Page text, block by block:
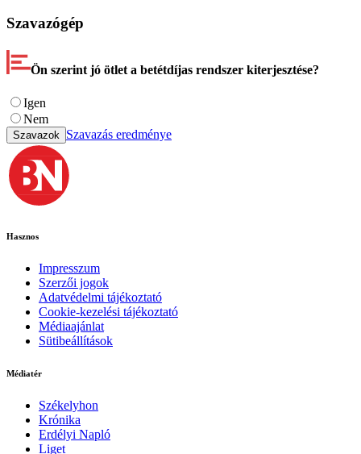
Szavazógép
Ön szerint jó ötlet a betétdíjas rendszer kiterjesztése?
Igen
Nem
Szavazok Szavazás eredménye
Hasznos
Impresszum
Szerzői jogok
Adatvédelmi tájékoztató
Cookie-kezelési tájékoztató
Médiaajánlat
Sütibeállítások
Médiatér
Székelyhon
Krónika
Erdélyi Napló
Liget